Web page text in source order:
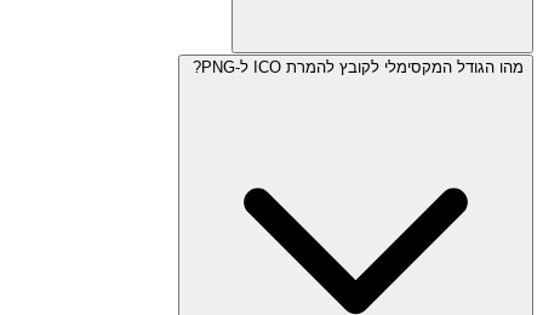
מהו הגודל המקסימלי לקובץ להמרת ICO ל-PNG?